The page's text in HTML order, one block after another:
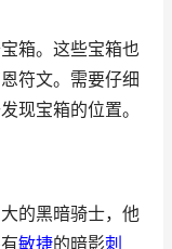
箱。这些宝箱也
符文。需要仔细
现宝箱的位置。
的黑暗骑士，他
敏捷的暗影刺